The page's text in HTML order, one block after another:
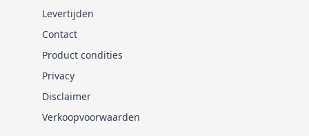
Levertijden
Contact
Product condities
Privacy
Disclaimer
Verkoopvoorwaarden